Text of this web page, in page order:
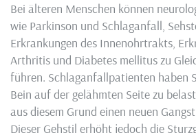
Bei älteren Menschen können
wie Parkinson und Schlaganfall,
Erkrankungen des Innenohrtrakts,
Arthritis und Diabetes mellitus zu
führen. Schlaganfallpatienten haben
Bein auf der gelähmten Seite zu
aus diesem Grund einen neuen
Dieser Gehstil erhöht jedoch die